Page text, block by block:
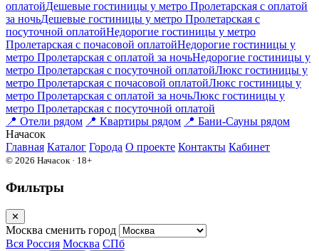
оплатойДешевые гостиницы у метро Пролетарская с оплатой
за ночьДешевые гостиницы у метро Пролетарская c
посуточной оплатойНедорогие гостиницы у метро
Пролетарская c почасовой оплатойНедорогие гостиницы у
метро Пролетарская с оплатой за ночьНедорогие гостиницы у
метро Пролетарская c посуточной оплатойЛюкс гостиницы у
метро Пролетарская c почасовой оплатойЛюкс гостиницы у
метро Пролетарская с оплатой за ночьЛюкс гостиницы у
метро Пролетарская c посуточной оплатой
📍 Отели рядом 📍 Квартиры рядом 📍 Бани-Сауны рядом
Начасок
Главная Каталог Города О проекте Контакты Кабинет
© 2026 Начасок · 18+
Фильтры
✕
Москва сменить город
Вся Россия Москва СПб